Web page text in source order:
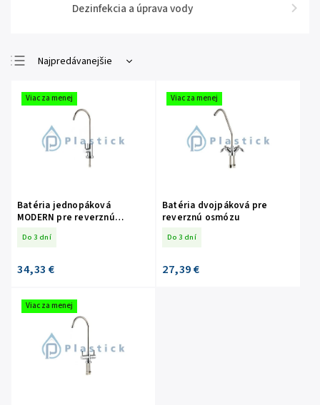
Dezinfekcia a úprava vody
Najpredávanejšie
Najdrahšie
Abecedne
Viac za menej
Batéria jednopáková
MODERN pre reverznú
Do 3 dní
34,33 €
Viac za menej
Batéria dvojpáková pre
reverznú osmózu
Do 3 dní
27,39 €
Viac za menej